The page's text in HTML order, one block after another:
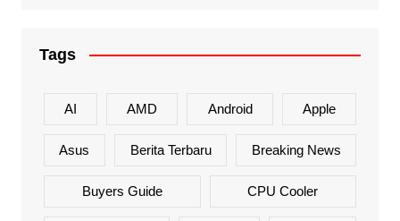
Tags
AI AMD Android Apple
Asus Berita Terbaru Breaking News
Buyers Guide CPU Cooler